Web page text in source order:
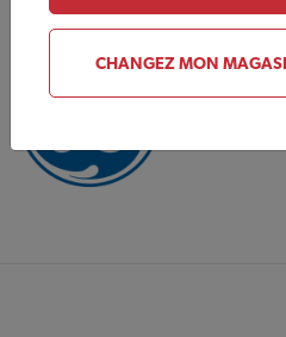
CHANGEZ MON